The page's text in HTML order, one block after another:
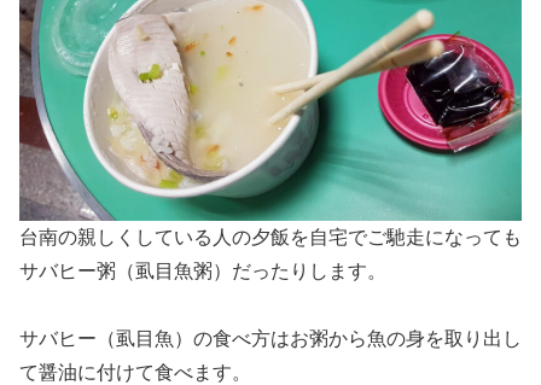
台南の親しくしている人の夕飯を自宅でご馳走になっても
サバヒー粥（虱目魚粥）だったりします。
サバヒー（虱目魚）の食べ方はお粥から魚の身を取り出し
て醤油に付けて食べます。